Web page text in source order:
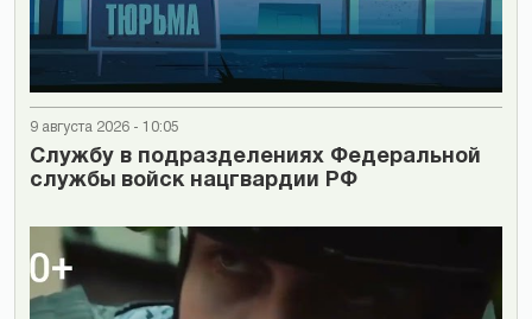
9 августа 2026 - 10:05
Cлужбу в подразделениях Федеральной
службы войск нацгвардии РФ